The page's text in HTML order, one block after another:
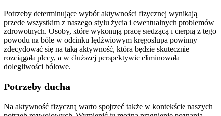
Potrzeby determinujące wybór aktywności fizycznej wynikają
przede wszystkim z naszego stylu życia i ewentualnych problemów
zdrowotnych. Osoby, które wykonują pracę siedzącą i cierpią z tego
powodu na bóle w odcinku lędźwiowym kręgosłupa powinny
zdecydować się na taką aktywność, która będzie skutecznie
rozciągała plecy, a w dłuższej perspektywie eliminowała
dolegliwości bólowe.
Potrzeby ducha
Na aktywność fizyczną warto spojrzeć także w kontekście naszych